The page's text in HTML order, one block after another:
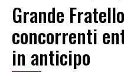
Grande
concorrenti
in anticipo